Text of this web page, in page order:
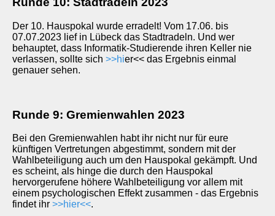
Der 10. Hauspokal wurde erradelt! Vom 17.06. bis
07.07.2023 lief in Lübeck das Stadtradeln. Und wer
behauptet, dass Informatik-Studierende ihren Keller nie
verlassen, sollte sich >>hier<< das Ergebnis einmal
genauer sehen.
Runde 9: Gremienwahlen 2023
Bei den Gremienwahlen habt ihr nicht nur für eure
künftigen Vertretungen abgestimmt, sondern mit der
Wahlbeteiligung auch um den Hauspokal gekämpft. Und
es scheint, als hinge die durch den Hauspokal
hervorgerufene höhere Wahlbeteiligung vor allem mit
einem psychologischen Effekt zusammen - das Ergebnis
findet ihr >>hier<<.